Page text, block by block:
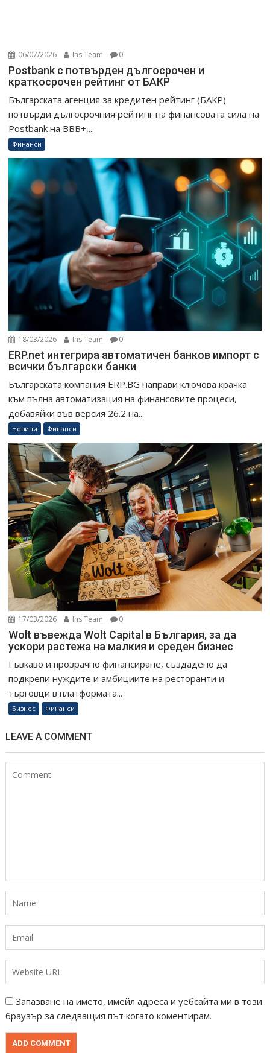
06/07/2026 Ins Team 0
Postbank с потвърден дългосрочен и
краткосрочен рейтинг от БАКР
Българската агенция за кредитен рейтинг (БАКР)
потвърди дългосрочния рейтинг на финансовата сила на
Postbank на BBB+,...
Финанси
18/03/2026 Ins Team 0
ERP.net интегрира автоматичен банков импорт с
всички български банки
Българската компания ERP.BG направи ключова крачка
към пълна автоматизация на финансовите процеси,
добавяйки във версия 26.2 на...
Новини Финанси
17/03/2026 Ins Team 0
Wolt въвежда Wolt Capital в България, за да
ускори растежа на малкия и среден бизнес
Гъвкаво и прозрачно финансиране, създадено да
подкрепи нуждите и амбициите на ресторанти и
търговци в платформата...
Бизнес Финанси
LEAVE A COMMENT
Запазване на името, имейл адреса и уебсайта ми в този
браузър за следващия път когато коментирам.